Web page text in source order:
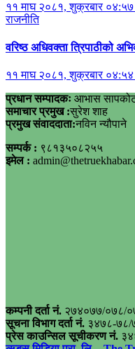
११ माघ २०८१, शुक्रबार ०४:५७
राजनीति
वरिष्ठ अधिवक्ता त्रिपाठीको
११ माघ २०८१, शुक्रबार ०४:५४
प्रधान सम्पादकः आभास
समाचार प्रमुख :सुरेश शाह
प्रमुख संवाददाता:नविन न्यौपाने
सम्पर्क : ९८१३५०८२५५
इमेल :
कम्पनी दर्ता नं. २७४०७७/०७८/
सूचना विभाग दर्ता नं. ३४७८-७८/
प्रेस काउन्सिल सूचीकरण नं.